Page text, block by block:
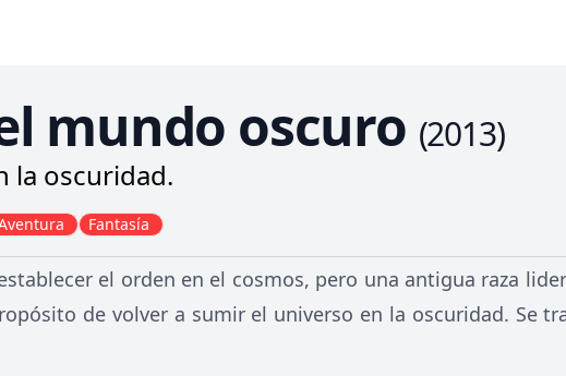
mundo oscuro (2013)
la oscuridad.
Fantasía
el orden en el cosmos, pero una antigua raza
de volver a sumir el universo en la oscuridad. Se
se atreven a enfrentarse; por esa razón, Thor